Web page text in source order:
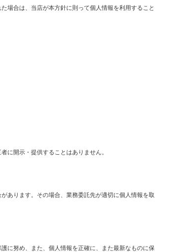
場合は、当店が本方針に則って個人情報を利用すること
に開示・提供することはありません。
あります。その場合、業務委託先が適切に個人情報を取
に努め、また、個人情報を正確に、また最新なものに保